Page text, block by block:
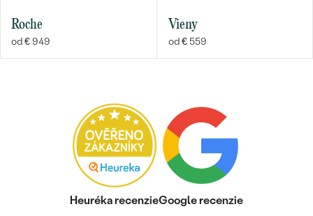
Roche
od € 949
Vieny
od € 559
Heuréka recenzieGoogle recenzie